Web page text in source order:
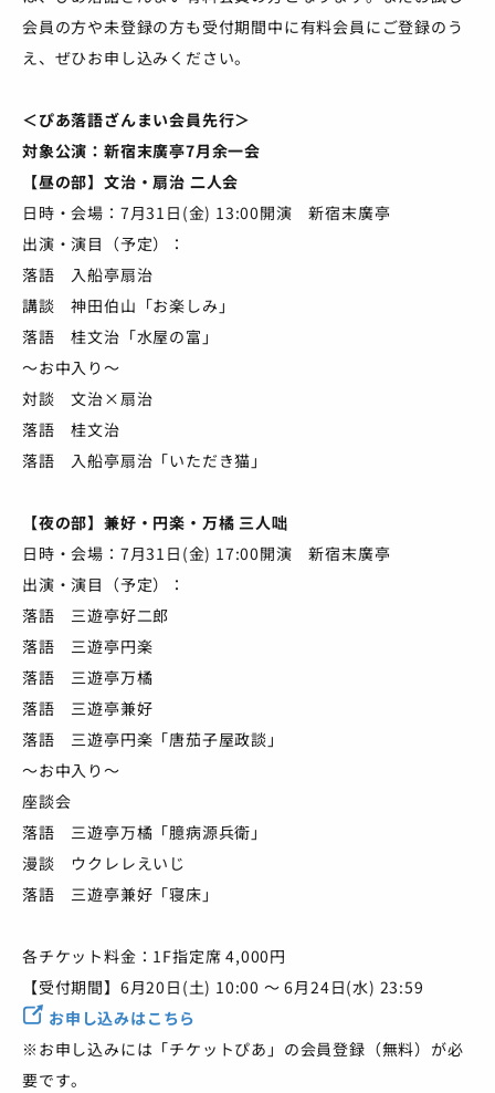
会員の方や未登録の方も受付期間中に有料会員にご登録のう
え、ぜひお申し込みください。
＜ぴあ落語ざんまい会員先行＞
対象公演：新宿末廣亭7月余一会
【昼の部】文治・扇治 二人会
日時・会場：7月31日(金) 13:00開演 新宿末廣亭
出演・演目（予定）：
落語 入船亭扇治
講談 神田伯山「お楽しみ」
落語 桂文治「水屋の富」
～お中入り～
対談 文治×扇治
落語 桂文治
落語 入船亭扇治「いただき猫」
【夜の部】兼好・円楽・万橘 三人咄
日時・会場：7月31日(金) 17:00開演 新宿末廣亭
出演・演目（予定）：
落語 三遊亭好二郎
落語 三遊亭円楽
落語 三遊亭万橘
落語 三遊亭兼好
落語 三遊亭円楽「唐茄子屋政談」
～お中入り～
座談会
落語 三遊亭万橘「臆病源兵衛」
漫談 ウクレレえいじ
落語 三遊亭兼好「寝床」
各チケット料金：1F指定席 4,000円
【受付期間】6月20日(土) 10:00 ～ 6月24日(水) 23:59
お申し込みはこちら
※お申し込みには「チケットぴあ」の会員登録（無料）が必
要です。